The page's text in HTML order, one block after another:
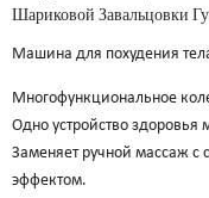
Шариковой Завальцовки
Машина для похудения
Многофункциональное
Одно устройство здоровья
Заменяет ручной массаж
эффектом.